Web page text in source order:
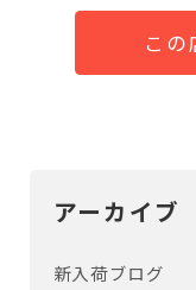
この
アーカイブ
新入荷ブログ